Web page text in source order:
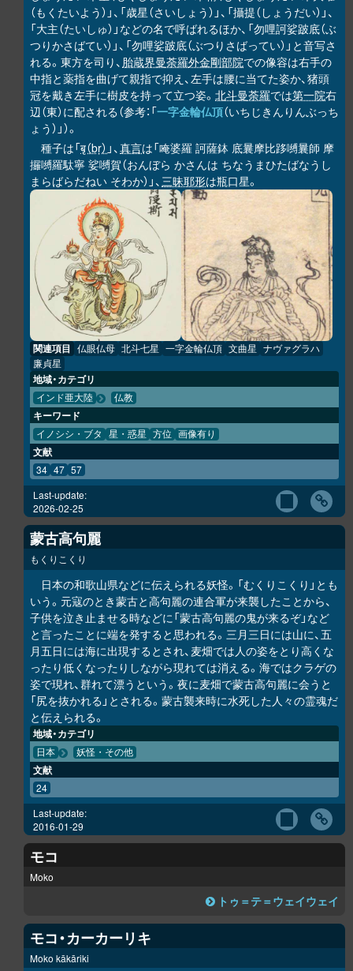
（もくたいよう）」、「歳星（さいしょう）」、「攝提（しょうだい）」、
「大主（たいしゅ）」などの名で呼ばれるほか、「勿哩訶娑跛底（ぶ
つりかさばてい）」、「勿哩娑跛底（ぶつりさばってい）」と音写さ
れる。東方を司り、 胎蔵界曼荼羅外金剛部院での像容は右手の
中指と薬指を曲げて親指で抑え、左手は腰に当てた姿か、猪頭
冠を戴き左手に樹皮を持って立つ姿。 北斗曼荼羅では第一院右
辺（東）に配される（参考：「一字金輪仏頂（いちじきんりんぶっち
ょう）」）。
種子は「बृ（bṛ） 」、真言は「唵婆羅 訶薩鉢 底曩摩比跢嚩曩師 摩
攞嚩羅駄寧 娑嚩賀（おんぼら かさんは ちなうまひたばなうし
まらばらだねい そわか）」、三昧耶形は瓶口星。
関連項目 仏眼仏母 北斗七星 一字金輪仏頂 文曲星 ナヴァグラハ
廉貞星
地域・カテゴリ
インド亜大陸 仏教
キーワード
イノシシ・ブタ 星・惑星 方位 画像有り
文献
34 47 57
Last-update:
2026-02-25
蒙古高句麗
もくりこくり
日本の和歌山県などに伝えられる妖怪。「むくりこくり」とも
いう。元寇のとき蒙古と高句麗の連合軍が来襲したことから、
子供を泣き止ませる時などに「蒙古高句麗の鬼が来るぞ」など
と言ったことに端を発すると思われる。三月三日には山に、五
月五日には海に出現するとされ、麦畑では人の姿をとり高くな
ったり低くなったりしながら現れては消える。海ではクラゲの
姿で現れ、群れて漂うという。夜に麦畑で蒙古高句麗に会うと
「尻を抜かれる」とされる。蒙古襲来時に水死した人々の霊魂だ
と伝えられる。
地域・カテゴリ
日本 妖怪・その他
文献
24
Last-update:
2016-01-29
モコ
Moko
トゥ＝テ＝ウェイウェイ
モコ・カーカーリキ
Moko kākāriki